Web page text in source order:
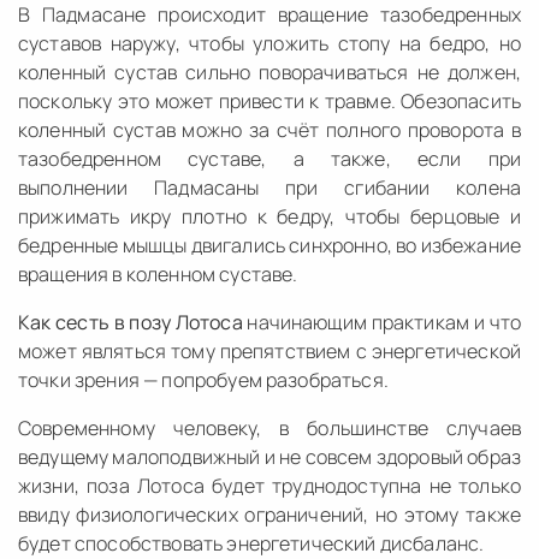
В Падмасане происходит вращение тазобедренных
суставов наружу, чтобы уложить стопу на бедро, но
коленный сустав сильно поворачиваться не должен,
поскольку это может привести к травме. Обезопасить
коленный сустав можно за счёт полного проворота в
тазобедренном суставе, а также, если при
выполнении Падмасаны при сгибании колена
прижимать икру плотно к бедру, чтобы берцовые и
бедренные мышцы двигались синхронно, во избежание
вращения в коленном суставе.
Как сесть в позу Лотоса начинающим практикам и что
может являться тому препятствием с энергетической
точки зрения — попробуем разобраться.
Современному человеку, в большинстве случаев
ведущему малоподвижный и не совсем здоровый образ
жизни, поза Лотоса будет труднодоступна не только
ввиду физиологических ограничений, но этому также
будет способствовать энергетический дисбаланс.